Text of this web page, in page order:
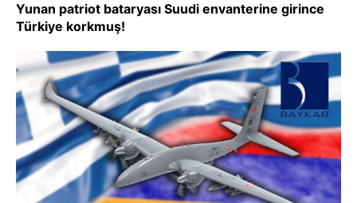
Yunan patriot bataryası Suudi envanterine girince
Türkiye korkmuş!